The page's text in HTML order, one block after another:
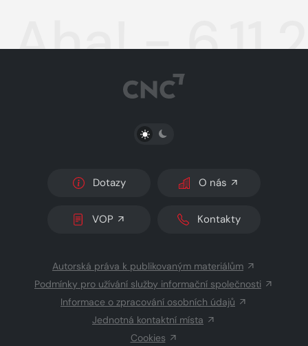
Aha! -
PŘEPNOUT SVĚTLÝ/TMAVÝ REŽIM
Dotazy O nás
VOP Kontakty
Autorská práva k publikovaným materiálům
Podmínky pro užívání služby informační společnosti
Informace o zpracování osobních údajů
Jednotná kontaktní místa
Cookies